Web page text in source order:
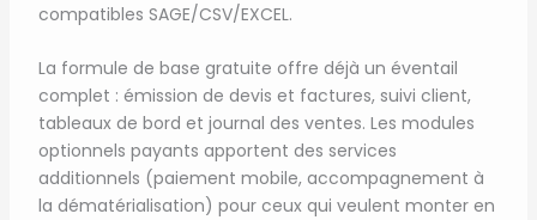
compatibles SAGE/CSV/EXCEL.
La formule de base gratuite offre déjà un éventail
complet : émission de devis et factures, suivi client,
tableaux de bord et journal des ventes. Les modules
optionnels payants apportent des services
additionnels (paiement mobile, accompagnement à
la dématérialisation) pour ceux qui veulent monter en